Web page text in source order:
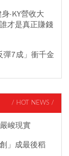
-KY營收大
才是真正賺錢
彈7成」衝千金
/ HOT NEWS /
峻現實
」成最後稻